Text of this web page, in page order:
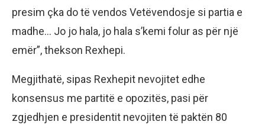
presim çka do të vendos Vetëvendosje si partia e
madhe… Jo jo hala, jo hala s’kemi folur as për një
emër”, thekson Rexhepi.
Megjithatë, sipas Rexhepit nevojitet edhe
konsensus me partitë e opozitës, pasi për
zgjedhjen e presidentit nevojiten të paktën 80